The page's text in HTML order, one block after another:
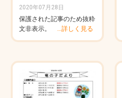
2020年07月28日
保護された記事のため抜粋
文非表示。
…詳しく見る